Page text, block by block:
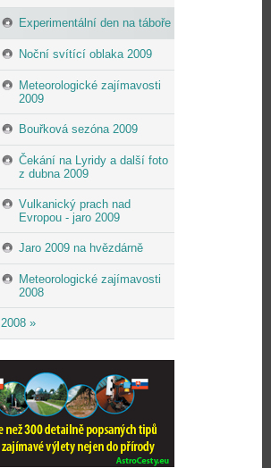
Experimentální den na táboře
Noční svítící oblaka 2009
Meteorologické zajímavosti
2009
Bouřková sezóna 2009
Čekání na Lyridy a další foto
z dubna 2009
Vulkanický prach nad
Evropou - jaro 2009
Jaro 2009 na hvězdárně
Meteorologické zajímavosti
2008
2008 »